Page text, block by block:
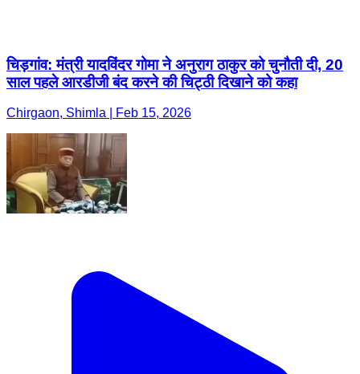
चिड़गांव: मंत्री यादविंदर गोमा ने अनुराग ठाकुर को चुनौती दी, 20
साल पहले आरडीजी बंद करने की चिट्ठी दिखाने को कहा
Chirgaon, Shimla | Feb 15, 2026